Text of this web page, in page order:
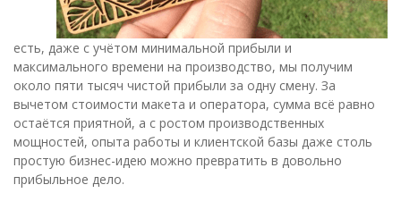
есть, даже с учётом минимальной прибыли и
максимального времени на производство, мы получим
около пяти тысяч чистой прибыли за одну смену. За
вычетом стоимости макета и оператора, сумма всё равно
остаётся приятной, а с ростом производственных
мощностей, опыта работы и клиентской базы даже столь
простую бизнес-идею можно превратить в довольно
прибыльное дело.